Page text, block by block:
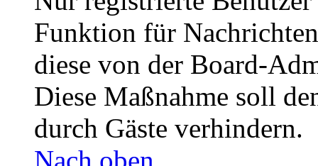
Funktion für
diese von der Board-
Diese Maßnahme soll
durch Gäste verhindern.